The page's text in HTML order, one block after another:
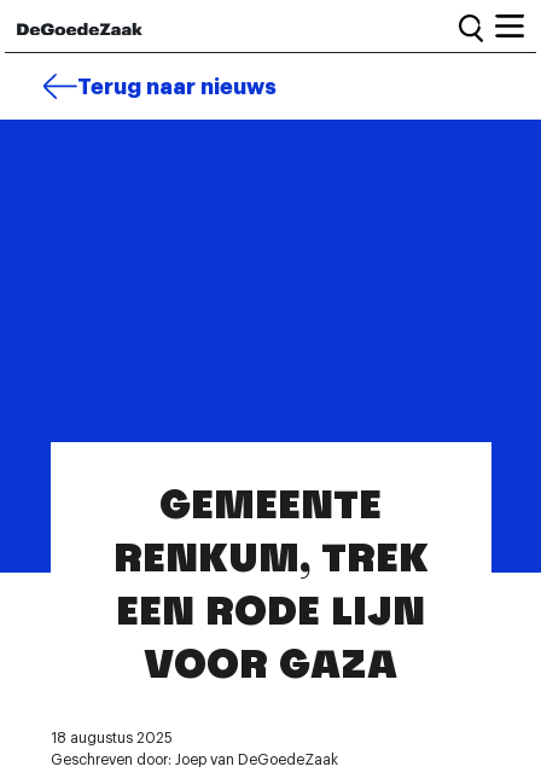
Wat we doen
Informatie en bestuur
Vacatures
Veelgestelde vragen
Contact
Terug naar nieuws
GEMEENTE
RENKUM, TREK
EEN RODE LIJN
VOOR GAZA
18 augustus 2025
Geschreven door: Joep van DeGoedeZaak